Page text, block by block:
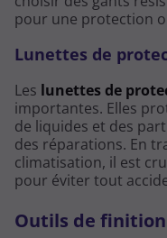
pour une protection
Lunettes de
Les lunettes de
importantes. Elles
de liquides et des
des réparations. En
climatisation, il est
pour éviter tout
Outils de finition